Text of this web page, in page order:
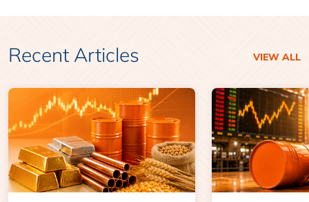
Recent Articles VIEW ALL